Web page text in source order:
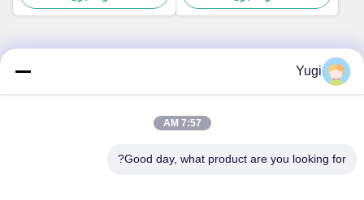
7310000715
تماس سریع
Yugi
7:57 AM
Good day, what product are you looking for?